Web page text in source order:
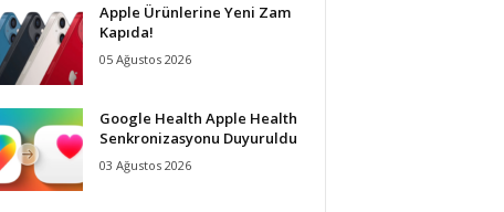
Apple Ürünlerine Yeni Zam
Kapıda!
05 Ağustos 2026
Google Health Apple Health
Senkronizasyonu Duyuruldu
03 Ağustos 2026